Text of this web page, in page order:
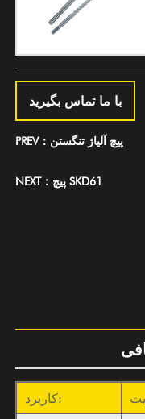
با ما تماس بگیرید
PREV：پیچ آلیاژ تنگستن
NEXT：پیچ SKD61
کاربرد: